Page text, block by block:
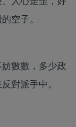
空子。
數數，多少政
對派手中。